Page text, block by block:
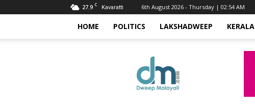
27.9 C Kavaratti 6th August 2026 - Thursday | 02:54 AM
HOME POLITICS LAKSHADWEEP KERALA